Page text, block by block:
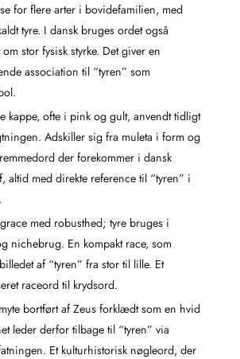
for flere arter i bovidefamilien, med
tyre. I dansk bruges ordet også
stor fysisk styrke. Det giver en
association til “tyren” som
kappe, ofte i pink og gult, anvendt tidligt
Adskiller sig fra muleta i form og
der forekommer i dansk
altid med direkte reference til “tyren” i
med robusthed; tyre bruges i
nichebrug. En kompakt race, som
af “tyren” fra stor til lille. Et
raceord til krydsord.
bortført af Zeus forklædt som en hvid
leder derfor tilbage til “tyren” via
Et kulturhistorisk nøgleord, der